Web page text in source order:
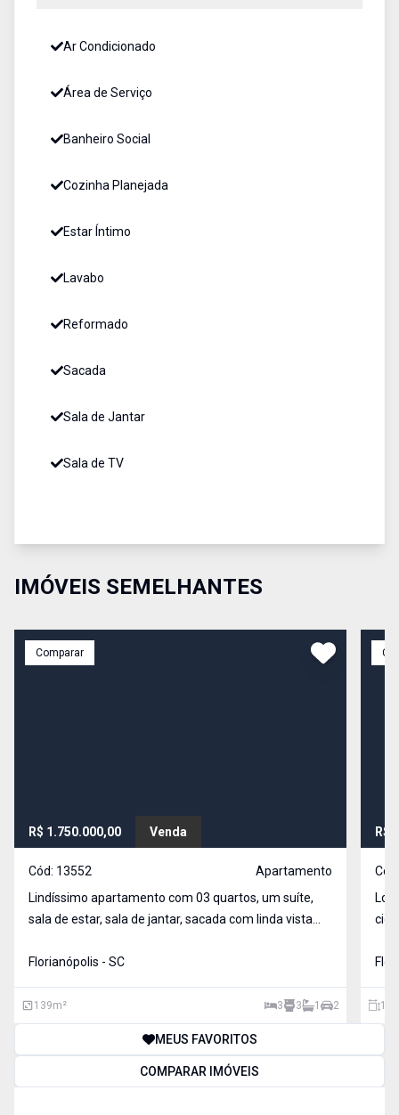
Ar Condicionado
Área de Serviço
Banheiro Social
Cozinha Planejada
Estar Íntimo
Lavabo
Reformado
Sacada
Sala de Jantar
Sala de TV
IMÓVEIS SEMELHANTES
Comparar
R$ 1.750.000,00 Venda
Cód: 13552
Apartamento
Lindíssimo apartamento com 03 quartos, um suíte,
sala de estar, sala de jantar, sacada com linda vista
ótima qualidade, é muito ensolarado e ventilado. Fale
Florianópolis - SC
139m² 3 3 1 2
R$
125
MEUS FAVORITOS
COMPARAR IMÓVEIS